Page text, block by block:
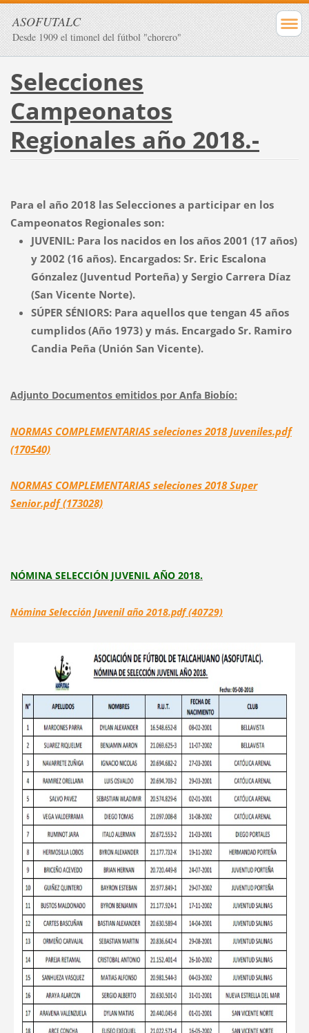
ASOFUTALC
Desde 1909 el timonel del fútbol "chorero"
Selecciones
Campeonatos
Regionales año 2018.-
Para el año 2018 las Selecciones a participar en los
Campeonatos Regionales son:
JUVENIL: Para los nacidos en los años 2001 (17 años)
y 2002 (16 años). Encargados: Sr. Eric Escalona
Gónzalez (Juventud Porteña) y Sergio Carrera Díaz
(San Vicente Norte).
SÚPER SÉNIORS: Para aquellos que tengan 45 años
cumplidos (Año 1973) y más. Encargado Sr. Ramiro
Candia Peña (Unión San Vicente).
Adjunto Documentos emitidos por Anfa Biobío:
NORMAS COMPLEMENTARIAS seleciones 2018 Juveniles.pdf
(170540)
NORMAS COMPLEMENTARIAS seleciones 2018 Super
Senior.pdf (173028)
NÓMINA SELECCIÓN JUVENIL AÑO 2018.
Nómina Selección Juvenil año 2018.pdf (40729)